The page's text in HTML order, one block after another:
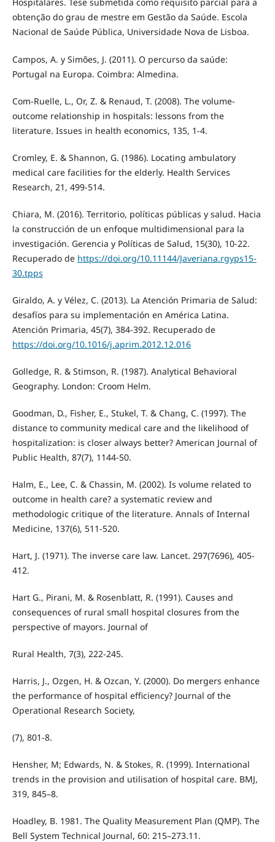
Hospitalares. Tese submetida como requisito parcial para a
obtenção do grau de mestre em Gestão da Saúde. Escola
Nacional de Saúde Pública, Universidade Nova de Lisboa.
Campos, A. y Simões, J. (2011). O percurso da saúde:
Portugal na Europa. Coimbra: Almedina.
Com-Ruelle, L., Or, Z. & Renaud, T. (2008). The volume-
outcome relationship in hospitals: lessons from the
literature. Issues in health economics, 135, 1-4.
Cromley, E. & Shannon, G. (1986). Locating ambulatory
medical care facilities for the elderly. Health Services
Research, 21, 499-514.
Chiara, M. (2016). Territorio, políticas públicas y salud. Hacia
la construcción de un enfoque multidimensional para la
investigación. Gerencia y Políticas de Salud, 15(30), 10-22.
Recuperado de https://doi.org/10.11144/Javeriana.rgyps15-
30.tpps
Giraldo, A. y Vélez, C. (2013). La Atención Primaria de Salud:
desafíos para su implementación en América Latina.
Atención Primaria, 45(7), 384-392. Recuperado de
https://doi.org/10.1016/j.aprim.2012.12.016
Golledge, R. & Stimson, R. (1987). Analytical Behavioral
Geography. London: Croom Helm.
Goodman, D., Fisher, E., Stukel, T. & Chang, C. (1997). The
distance to community medical care and the likelihood of
hospitalization: is closer always better? American Journal of
Public Health, 87(7), 1144-50.
Halm, E., Lee, C. & Chassin, M. (2002). Is volume related to
outcome in health care? a systematic review and
methodologic critique of the literature. Annals of Internal
Medicine, 137(6), 511-520.
Hart, J. (1971). The inverse care law. Lancet. 297(7696), 405-
412.
Hart G., Pirani, M. & Rosenblatt, R. (1991). Causes and
consequences of rural small hospital closures from the
perspective of mayors. Journal of
Rural Health, 7(3), 222-245.
Harris, J., Ozgen, H. & Ozcan, Y. (2000). Do mergers enhance
the performance of hospital efficiency? Journal of the
Operational Research Society,
(7), 801-8.
Hensher, M; Edwards, N. & Stokes, R. (1999). International
trends in the provision and utilisation of hospital care. BMJ,
319, 845–8.
Hoadley, B. 1981. The Quality Measurement Plan (QMP). The
Bell System Technical Journal, 60: 215–273.11.